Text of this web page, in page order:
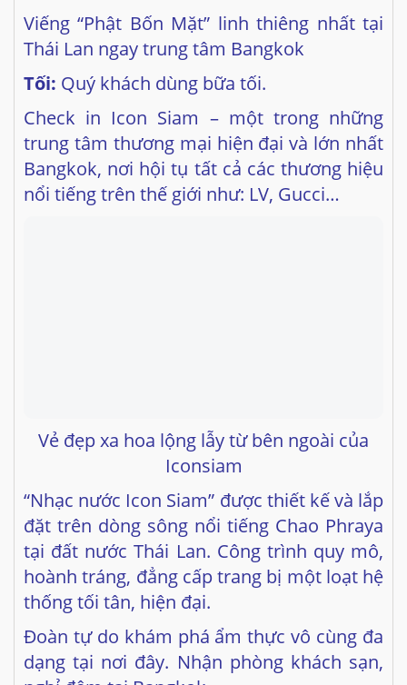
Check in Icon Siam – một trong những
trung tâm thương mại hiện đại và lớn nhất
Bangkok, nơi hội tụ tất cả các thương hiệu
nổi tiếng trên thế giới như: LV, Gucci…
đặt trên dòng sông nổi tiếng Chao Phraya
tại đất nước Thái Lan. Công trình quy mô,
hoành tráng, đẳng cấp trang bị một loạt hệ
thống tối tân, hiện đại.
Đoàn tự do khám phá ẩm thực vô cùng đa
dạng tại nơi đây. Nhận phòng khách sạn,
nghỉ đêm tại Bangkok.
>>> Xem thêm:Các địa điểm du lịch nước
ngoài cực hot